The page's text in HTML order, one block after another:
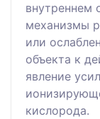
внутреннем
механизмы
или
объекта к
явление
кислорода.